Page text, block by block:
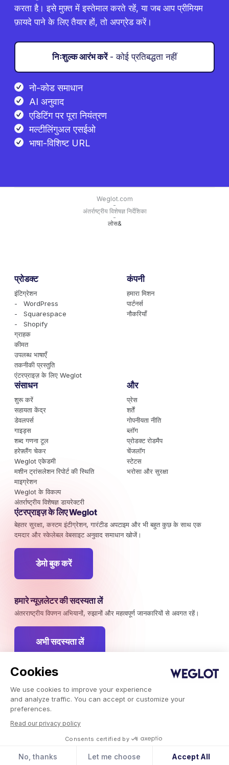
Cookies
We use cookies to improve your experience
and analyze traffic. You can accept or customize your
preferences.
Read our privacy policy
Consents certified by
No, thanks Let me choose Accept All
करता है। इसे मुफ़्त में इस्तेमाल करते रहें, या जब आप प्रीमियम
फ़ायदे पाने के लिए तैयार हों, तो अपग्रेड करें।
निःशुल्क आरंभ करें- कोई प्रतिबद्धता नहीं
नो-कोड समाधान
AI अनुवाद
एडिटिंग पर पूरा नियंत्रण
मल्टीलिंगुअल एसईओ
भाषा-विशिष्ट URL
Weglot.com
-
अंतर्राष्ट्रीय विशेषज्ञ निर्देशिका
-
लोस&
प्रोडक्ट
इंटिग्रेशन
- WordPress
- Squarespace
- Shopify
ग्राहक
कीमत
उपलब्ध भाषाएँ
तकनीकी प्रस्तुति
एंटरप्राइज़ के लिए Weglot
कंपनी
हमारा मिशन
पार्टनर्स
नौकरियाँ
संसाधन
शुरू करें
सहायता केंद्र
डेवलपर्स
गाइड्स
शब्द गणना टूल
हरेफ़्लैंग चेकर
Weglot एकेडमी
मशीन ट्रांसलेशन रिपोर्ट की स्थिति
माइग्रेशन
Weglot के विकल्प
अंतर्राष्ट्रीय विशेषज्ञ डायरेक्टरी
और
प्रेस
शर्तें
गोपनीयता नीति
ब्लॉग
प्रोडक्ट रोडमैप
चेंजलॉग
स्टेटस
भरोसा और सुरक्षा
एंटरप्राइज़ के लिए Weglot
बेहतर सुरक्षा, कस्टम इंटीग्रेशन, गारंटीड अपटाइम और भी बहुत कुछ के साथ एक
दमदार और स्केलेबल वेबसाइट अनुवाद समाधान खोजें।
डेमो बुक करें
हमारे न्यूज़लेटर की सदस्यता लें
अंतरराष्ट्रीय विपणन अभियानों, रुझानों और महत्वपूर्ण जानकारियों से अवगत रहें।
अभी सदस्यता लें
Weglot © 2026, अनुवाद एक सेवा के रूप में।
कॉपीराइट © 2026 Weglot सर्वाधिकार सुरक्षित।